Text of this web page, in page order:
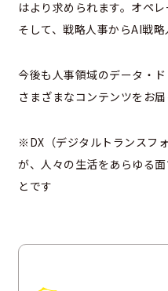
はより求められます。オペ
そして、戦略人事からAI戦略
今後も人事領域のデータ・
さまざまなコンテンツをお届
※DX（デジタルトランスフ
が、人々の生活をあらゆる
とです